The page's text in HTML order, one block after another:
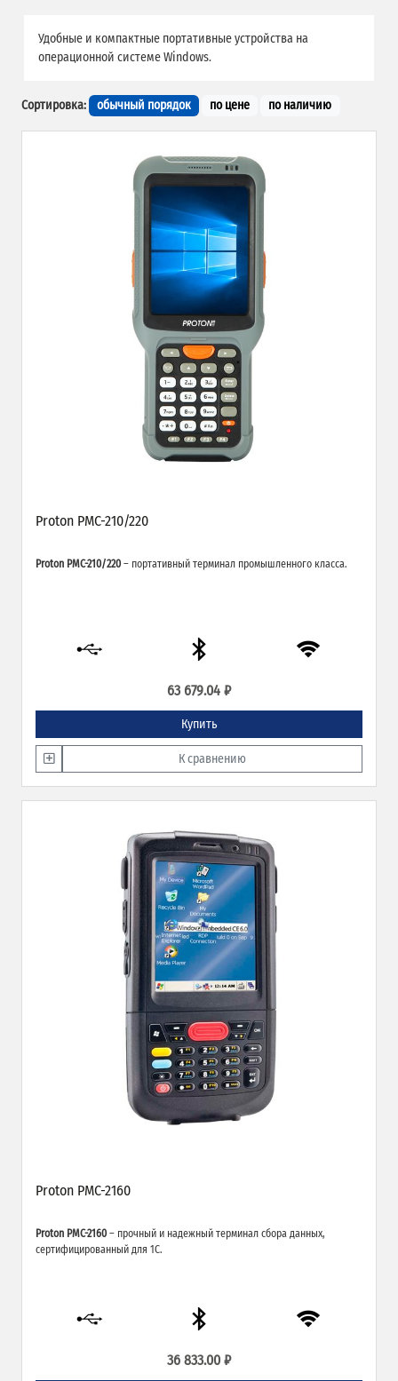
Удобные и компактные портативные устройства на
операционной системе Windows.
Сортировка: обычный порядок по цене по наличию
Proton PMC-210/220
Proton PMC-210/220 – портативный терминал промышленного класса.
63 679.04 ₽
Купить
К сравнению
Proton PMC-2160
Proton PMC-2160 – прочный и надежный терминал сбора данных,
сертифицированный для 1С.
36 833.00 ₽